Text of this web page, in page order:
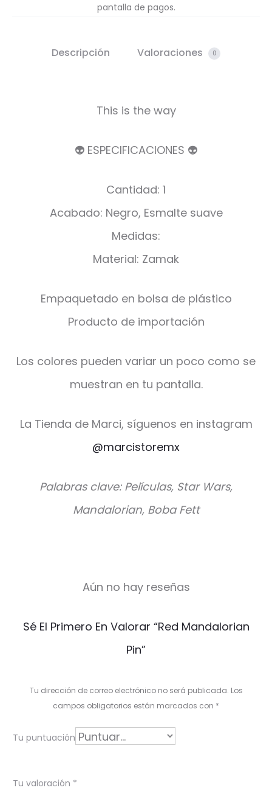
pantalla de pagos.
Descripción Valoraciones 0
This is the way
👽 ESPECIFICACIONES 👽
Cantidad: 1
Acabado: Negro, Esmalte suave
Medidas:
Material: Zamak
Empaquetado en bolsa de plástico
Producto de importación
Los colores pueden variar un poco como se
muestran en tu pantalla.
La Tienda de Marci, síguenos en instagram
@marcistoremx
Palabras clave: Películas, Star Wars,
Mandalorian, Boba Fett
V
a
c
o
Aún no hay reseñas
Sé El Primero En Valorar “Red Mandalorian
Pin”
Tu dirección de correo electrónico no será publicada. Los
campos obligatorios están marcados con *
Tu puntuación
Tu valoración *